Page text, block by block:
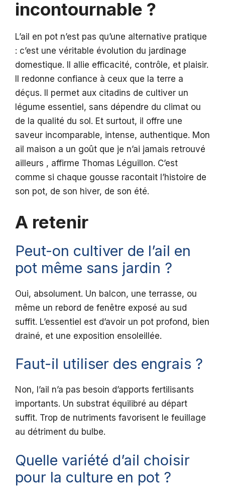
incontournable ?
L’ail en pot n’est pas qu’une alternative pratique
: c’est une véritable évolution du jardinage
domestique. Il allie efficacité, contrôle, et plaisir.
Il redonne confiance à ceux que la terre a
déçus. Il permet aux citadins de cultiver un
légume essentiel, sans dépendre du climat ou
de la qualité du sol. Et surtout, il offre une
saveur incomparable, intense, authentique. Mon
ail maison a un goût que je n’ai jamais retrouvé
ailleurs , affirme Thomas Léguillon. C’est
comme si chaque gousse racontait l’histoire de
son pot, de son hiver, de son été.
A retenir
Peut-on cultiver de l’ail en
pot même sans jardin ?
Oui, absolument. Un balcon, une terrasse, ou
même un rebord de fenêtre exposé au sud
suffit. L’essentiel est d’avoir un pot profond, bien
drainé, et une exposition ensoleillée.
Faut-il utiliser des engrais ?
Non, l’ail n’a pas besoin d’apports fertilisants
importants. Un substrat équilibré au départ
suffit. Trop de nutriments favorisent le feuillage
au détriment du bulbe.
Quelle variété d’ail choisir
pour la culture en pot ?